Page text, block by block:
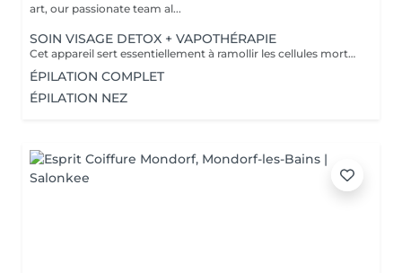
art, our passionate team al...
SOIN VISAGE DETOX + VAPOTHÉRAPIE
Cet appareil sert essentiellement à ramollir les cellules mortes de la peau et prépare la peau de manière optimale au soin correspondant. Le Vapozone permet ainsi d'ouvrir les pores pour un nettoyage en profondeur de la peau. La vapeur + l'ozone pénètre en profondeur dans les pores et nettoie les impuretés, le gras, les points noirs et les restes de maquillage. La vapeur peut donc aider à éliminer les toxines de l'épiderme.
ÉPILATION COMPLET
ÉPILATION NEZ